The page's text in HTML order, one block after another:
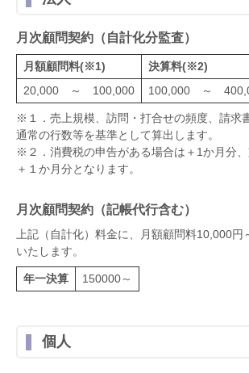
月次顧問契約（自計化分監査）
月額顧問料(※1)
決算料(※2)
20,000 ～ 100,000
100,000 ～
※１．売上規模、訪問・打合せの頻度、請求
通常の行数等を基準として算出します。
※２．消費税の申告がある場合は＋1か月分
＋１か月分となります。
月次顧問契約（記帳代行含む）
上記（自計化）料金に、月額顧問料10,000
いたします。
年一決算 150000～
個人